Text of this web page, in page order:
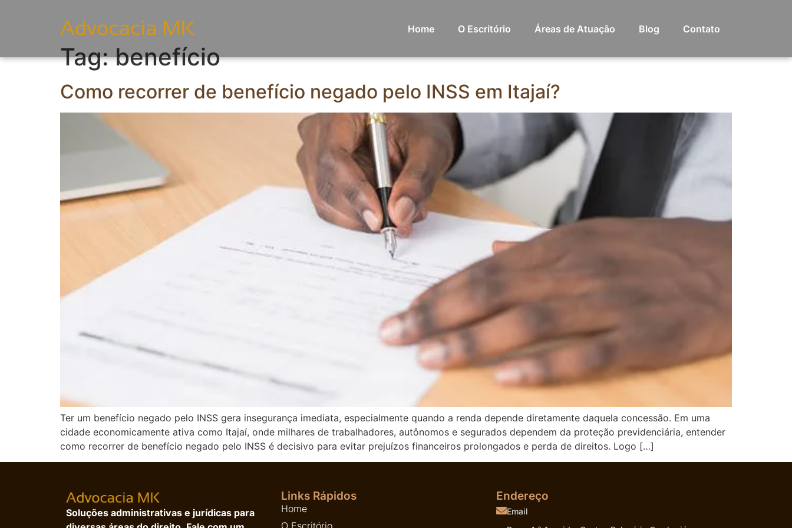
Home O Escritório Áreas de Atuação Blog Contato
Tag:benefício
Como recorrer de benefício negado pelo INSS em Itajaí?
Ter um benefício negado pelo INSS gera insegurança imediata, especialmente quando a renda depende diretamente daquela concessão. Em uma
cidade economicamente ativa como Itajaí, onde milhares de trabalhadores, autônomos e segurados dependem da proteção previdenciária, entender
como recorrer de benefício negado pelo INSS é decisivo para evitar prejuízos financeiros prolongados e perda de direitos. Logo […]
Soluções administrativas e jurídicas para
Links Rápidos
Home
O Escritório
Endereço
Email